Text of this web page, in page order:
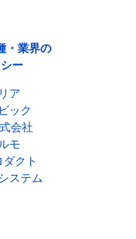
・業界の
ー
ア
ック
会社
モ
クト
ステム